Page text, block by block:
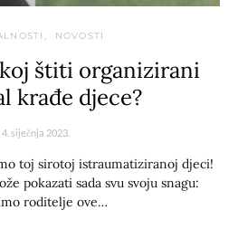
NOVOSTI
štiti organizirani
krađe djece?
4. siječnja 2023.
toj sirotoj istraumatiziranoj djeci!
pokazati sada svu svoju snagu:
roditelje ove…